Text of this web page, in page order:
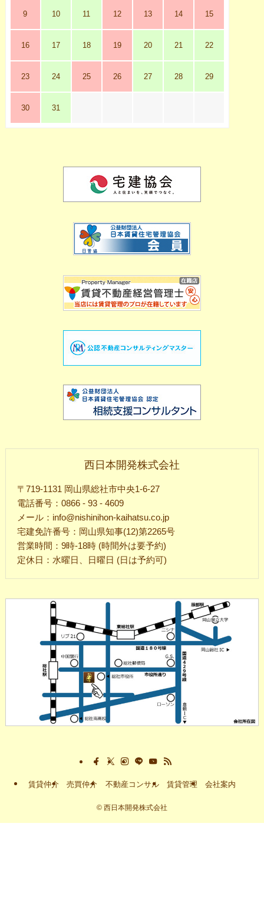
9 10 11 12 13 14 15
16 17 18 19 20 21 22
23 24 25 26 27 28 29
30 31
西日本開発株式会社
〒719-1131 岡山県総社市中央1-6-27
電話番号：0866 - 93 - 4609
メール：info@nishinihon-kaihatsu.co.jp
宅建免許番号：岡山県知事(12)第2265号
営業時間：9時-18時 (時間外は要予約)
定休日：水曜日、日曜日 (日は予約可)
賃貸仲介 売買仲介 不動産コンサル 賃貸管理 会社案内
© 西日本開発株式会社